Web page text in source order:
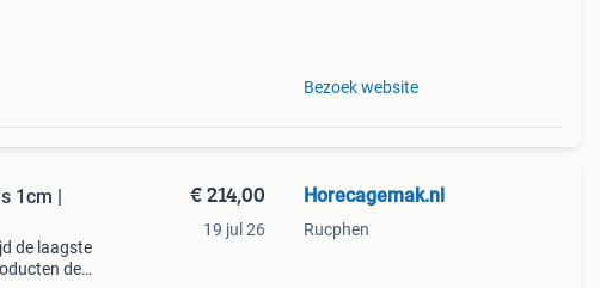
Bezoek website
1cm |
de laagste
de
€ 214,00
19 jul 26
Horecagemak.nl
Rucphen